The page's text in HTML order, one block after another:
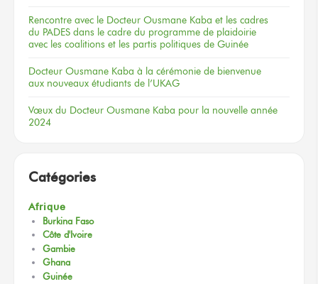
Rencontre avec le Docteur Ousmane Kaba et les cadres
du PADES dans le cadre du programme de plaidoirie
avec les coalitions et les partis politiques de Guinée
Docteur Ousmane Kaba à la cérémonie de bienvenue
aux nouveaux étudiants de l’UKAG
Vœux du Docteur Ousmane Kaba pour la nouvelle année
2024
Catégories
Afrique
Burkina Faso
Côte d'Ivoire
Gambie
Ghana
Guinée